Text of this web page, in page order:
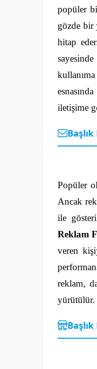
popüler
gözde bir
hitap
iletişime
Popüler
Ancak
ile
Reklam
veren
reklam,
yürütülür.